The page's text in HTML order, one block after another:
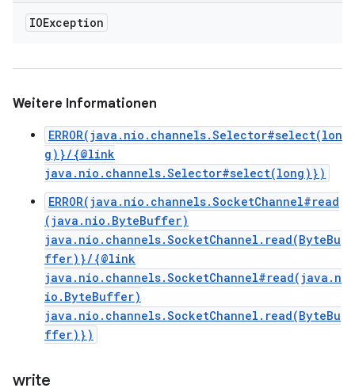
IOException
Weitere Informationen
ERROR(java.nio.channels.Selector#select(lon
g)}/{@link
java.nio.channels.Selector#select(long)})
ERROR(java.nio.channels.SocketChannel#read
(java.nio.ByteBuffer)
java.nio.channels.SocketChannel.read(ByteBu
ffer)}/{@link
java.nio.channels.SocketChannel#read(java.n
io.ByteBuffer)
java.nio.channels.SocketChannel.read(ByteBu
ffer)})
write